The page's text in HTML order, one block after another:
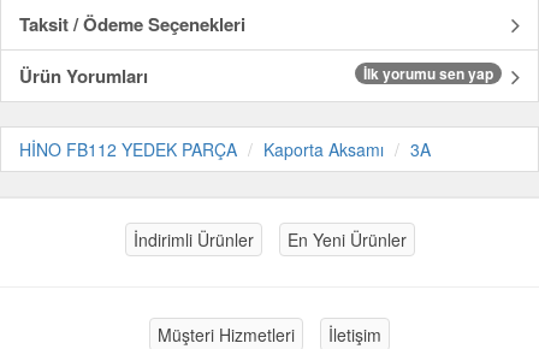
Taksit / Ödeme Seçenekleri
Ürün Yorumları
İlk yorumu sen yap
HİNO FB112 YEDEK PARÇA Kaporta Aksamı 3A
İndirimli Ürünler En Yeni Ürünler
Müşteri Hizmetleri İletişim